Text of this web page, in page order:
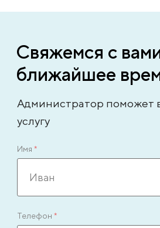
Свяжемся с
ближайшее
Администратор поможет
услугу
Имя *
Телефон *